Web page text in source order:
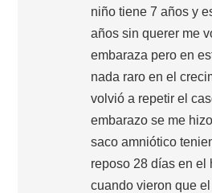
niño tiene 7 años y
años sin querer me
embaraza pero en
nada raro en el
volvió a repetir el
embarazo se me
saco amniótico
reposo 28 días en el
cuando vieron que